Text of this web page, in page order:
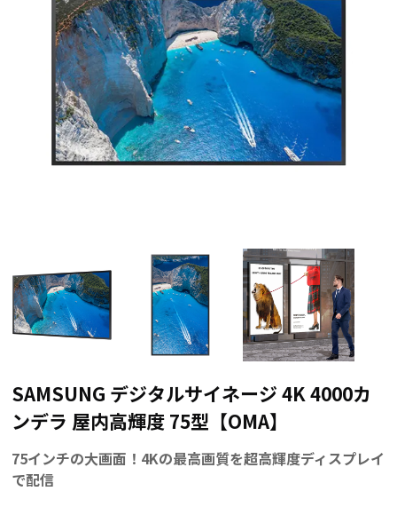
SAMSUNG デジタルサイネージ 4K 4000カ
ンデラ 屋内高輝度 75型【OMA】
75インチの大画面！4Kの最高画質を超高輝度ディスプレイ
で配信